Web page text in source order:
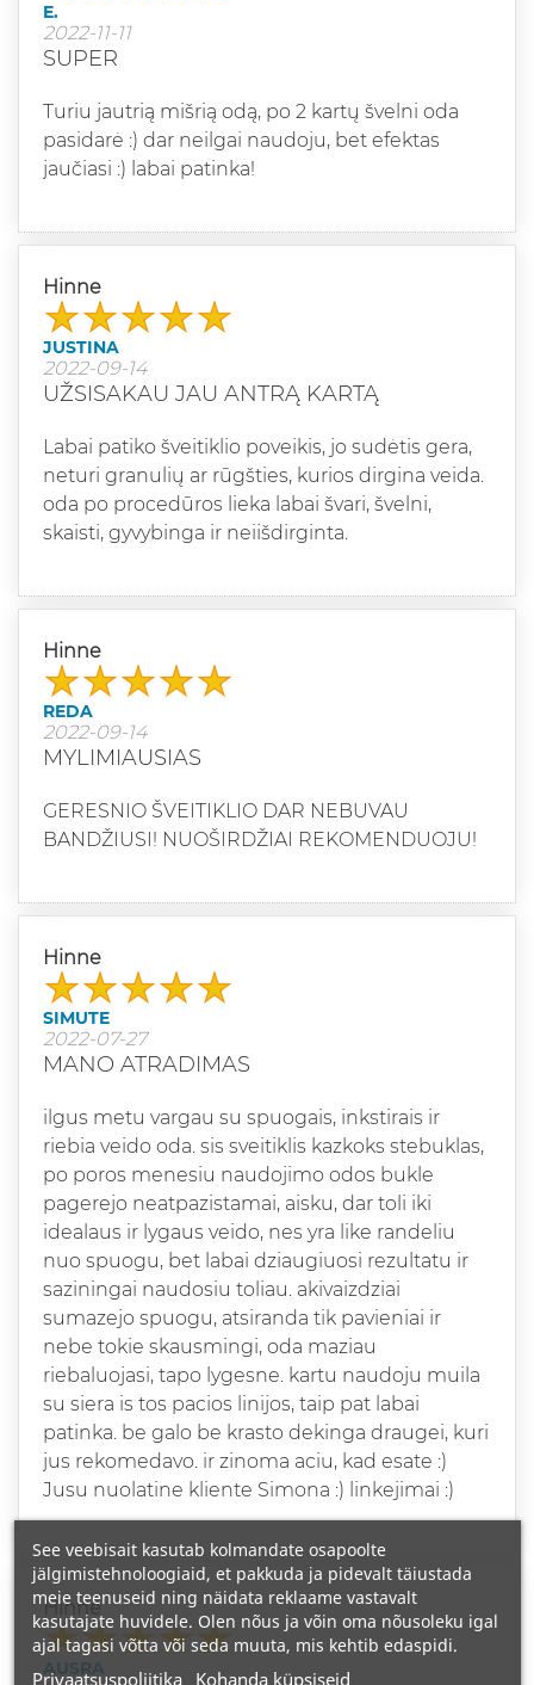
E.
2022-11-11
SUPER
Turiu jautrią mišrią odą, po 2 kartų švelni oda
pasidarė :) dar neilgai naudoju, bet efektas
jaučiasi :) labai patinka!
Hinne
JUSTINA
2022-09-14
UŽSISAKAU JAU ANTRĄ KARTĄ
Labai patiko šveitiklio poveikis, jo sudėtis gera,
neturi granulių ar rūgšties, kurios dirgina veida.
oda po procedūros lieka labai švari, švelni,
skaisti, gyvybinga ir neiišdirginta.
Hinne
REDA
2022-09-14
MYLIMIAUSIAS
GERESNIO ŠVEITIKLIO DAR NEBUVAU
BANDŽIUSI! NUOŠIRDŽIAI REKOMENDUOJU!
Hinne
SIMUTE
2022-07-27
MANO ATRADIMAS
ilgus metu vargau su spuogais, inkstirais ir
riebia veido oda. sis sveitiklis kazkoks stebuklas,
po poros menesiu naudojimo odos bukle
pagerejo neatpazistamai, aisku, dar toli iki
idealaus ir lygaus veido, nes yra like randeliu
nuo spuogu, bet labai dziaugiuosi rezultatu ir
saziningai naudosiu toliau. akivaizdziai
sumazejo spuogu, atsiranda tik pavieniai ir
nebe tokie skausmingi, oda maziau
riebaluojasi, tapo lygesne. kartu naudoju muila
su siera is tos pacios linijos, taip pat labai
patinka. be galo be krasto dekinga draugei, kuri
jus rekomedavo. ir zinoma aciu, kad esate :)
Jusu nuolatine kliente Simona :) linkejimai :)
Hinne
AUSRA
See veebisait kasutab kolmandate osapoolte
jälgimistehnoloogiaid, et pakkuda ja pidevalt täiustada
meie teenuseid ning näidata reklaame vastavalt
kasutajate huvidele. Olen nõus ja võin oma nõusoleku igal
ajal tagasi võtta või seda muuta, mis kehtib edaspidi.
Privaatsuspoliitika Kohanda küpsiseid